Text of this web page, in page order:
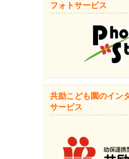
フォトサービス
共励こども園のイン
サービス